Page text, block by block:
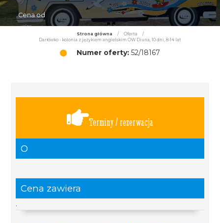
Cena od
Strona główna / Oferta
/
Darłówko - kolonia z językiem angielskim OW Diuna, 10 dni, 8-14 lat
Numer oferty: 52/18167
Terminy / rezerwacja
O
Cena zawiera
.